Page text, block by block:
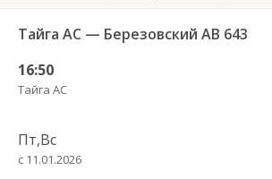
Тайга АС — Березовский АВ 643
16:50
Тайга АС
Пт,Вс
с 11.01.2026